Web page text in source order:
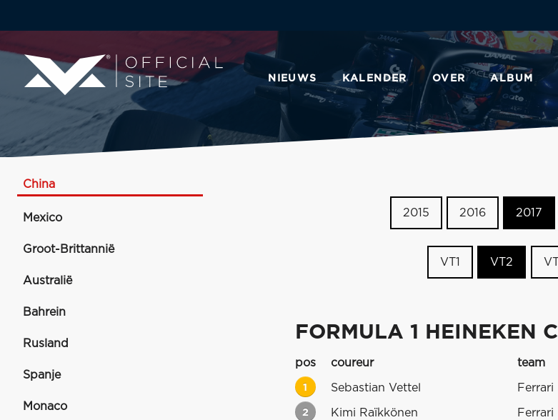
NIEUWS KALENDER OVER ALBUM
China
Mexico
Groot-Brittannië
Australië
Bahrein
Rusland
Spanje
Monaco
2015 2016 2017
VT1 VT2
FORMULA 1 HEINEKEN
pos coureur team
1 Sebastian Vettel Ferrari
2 Kimi Raïkkönen Ferrari